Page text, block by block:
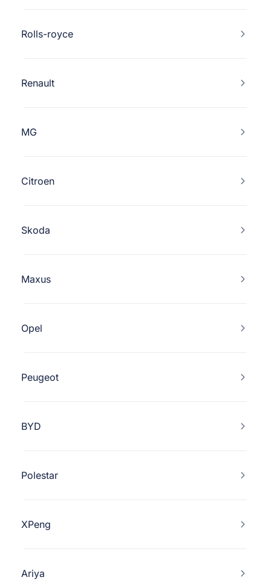
Rolls-royce
Renault
MG
Citroen
Skoda
Maxus
Opel
Peugeot
BYD
Polestar
XPeng
Ariya